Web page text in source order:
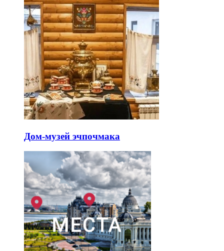
Дом-музей эчпочмака